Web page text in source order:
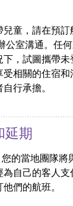
兒童，請在預訂
室溝通。任
下，試圖攜帶
受相關的住宿
行承擔。
延期
您的當地團隊
為自己的客人
們的航班。